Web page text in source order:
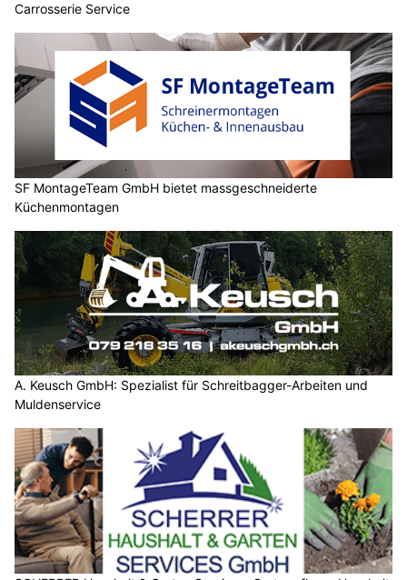
Carrosserie Service
SF MontageTeam GmbH bietet massgeschneiderte
Küchenmontagen
A. Keusch GmbH: Spezialist für Schreitbagger-Arbeiten und
Muldenservice